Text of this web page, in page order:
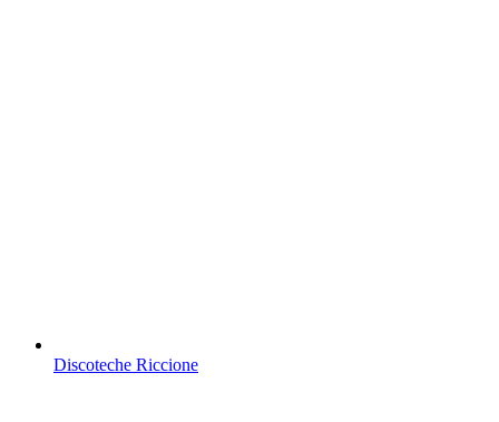
Discoteche Riccione